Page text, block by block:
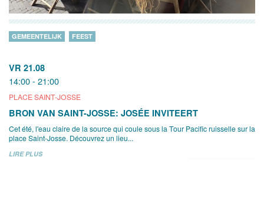
VR 21.08
14:00 - 21:00
PLACE SAINT-JOSSE
GEMEENTELIJK FEEST
BRON VAN SAINT-JOSSE: JOSÉE INVITEERT
Cet été, l'eau claire de la source qui coule sous la Tour Pacific ruisselle sur la
place Saint-Josse. Découvrez un lieu...
LIRE PLUS